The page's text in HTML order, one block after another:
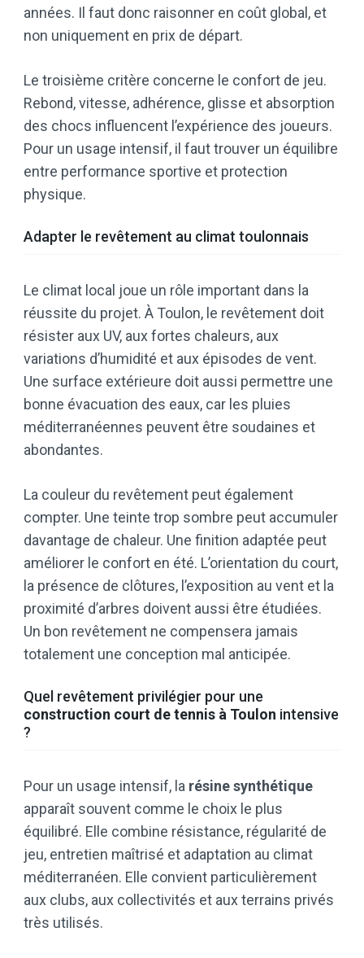
années. Il faut donc raisonner en coût global, et
non uniquement en prix de départ.
Le troisième critère concerne le confort de jeu.
Rebond, vitesse, adhérence, glisse et absorption
des chocs influencent l’expérience des joueurs.
Pour un usage intensif, il faut trouver un équilibre
entre performance sportive et protection
physique.
Adapter le revêtement au climat toulonnais
Le climat local joue un rôle important dans la
réussite du projet. À Toulon, le revêtement doit
résister aux UV, aux fortes chaleurs, aux
variations d’humidité et aux épisodes de vent.
Une surface extérieure doit aussi permettre une
bonne évacuation des eaux, car les pluies
méditerranéennes peuvent être soudaines et
abondantes.
La couleur du revêtement peut également
compter. Une teinte trop sombre peut accumuler
davantage de chaleur. Une finition adaptée peut
améliorer le confort en été. L’orientation du court,
la présence de clôtures, l’exposition au vent et la
proximité d’arbres doivent aussi être étudiées.
Un bon revêtement ne compensera jamais
totalement une conception mal anticipée.
Quel revêtement privilégier pour une
construction court de tennis à Toulon intensive
?
Pour un usage intensif, la résine synthétique
apparaît souvent comme le choix le plus
équilibré. Elle combine résistance, régularité de
jeu, entretien maîtrisé et adaptation au climat
méditerranéen. Elle convient particulièrement
aux clubs, aux collectivités et aux terrains privés
très utilisés.